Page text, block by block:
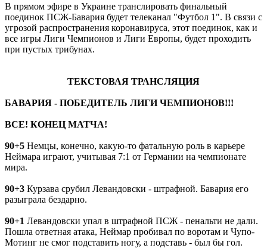
В прямом эфире в Украине транслировать финальный
поединок ПСЖ-Бавария будет телеканал "Футбол 1". В связи с
угрозой распространения коронавируса, этот поединок, как и
все игры Лиги Чемпионов и Лиги Европы, будет проходить
при пустых трибунах.
ТЕКСТОВАЯ ТРАНСЛЯЦИЯ
БАВАРИЯ - ПОБЕДИТЕЛЬ ЛИГИ ЧЕМПИОНОВ!!!
ВСЕ! КОНЕЦ МАТЧА!
90+5 Немцы, конечно, какую-то фатальную роль в карьере
Неймара играют, учитывая 7:1 от Германии на чемпионате
мира.
90+3 Курзава срубил Левандовски - штрафной. Бавария его
разыграла бездарно.
90+1 Левандовски упал в штрафной ПСЖ - пенальти не дали.
Пошла ответная атака, Неймар пробивал по воротам и Чупо-
Мотинг не смог подставить ногу, а подставь - был бы гол.